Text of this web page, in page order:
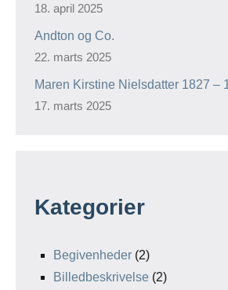
18. april 2025
Andton og Co.
22. marts 2025
Maren Kirstine Nielsdatter 1827 –
17. marts 2025
Kategorier
Begivenheder (2)
Billedbeskrivelse (2)